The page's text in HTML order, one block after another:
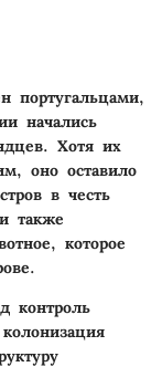
португальцами,
начались
Хотя их
оно оставило
в честь
также
которое
контроль